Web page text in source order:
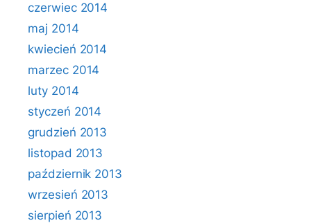
czerwiec 2014
maj 2014
kwiecień 2014
marzec 2014
luty 2014
styczeń 2014
grudzień 2013
listopad 2013
październik 2013
wrzesień 2013
sierpień 2013